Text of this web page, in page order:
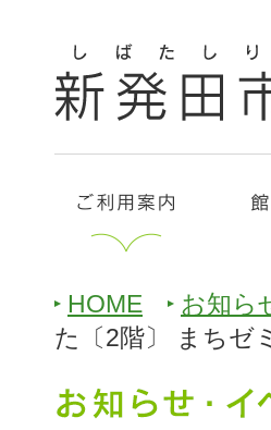
HOME お知ら
た〔2階〕 まちゼ